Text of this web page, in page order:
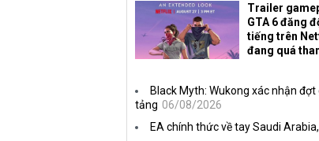
Trailer
GTA 6 đăng
tiếng trên
đang quá
Black Myth: Wukong xác nhận
tảng 06/08/2026
EA chính thức về tay Saudi